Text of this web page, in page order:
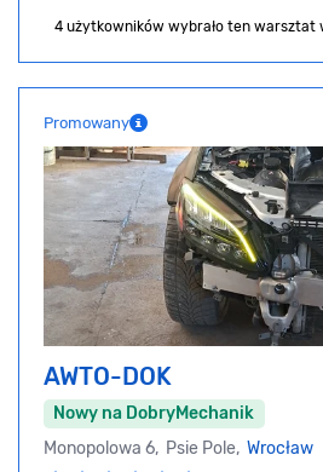
4 użytkowników wybrało ten warsztat
Promowany
AWTO-DOK
Nowy na DobryMechanik
Monopolowa 6, Psie Pole, Wrocław